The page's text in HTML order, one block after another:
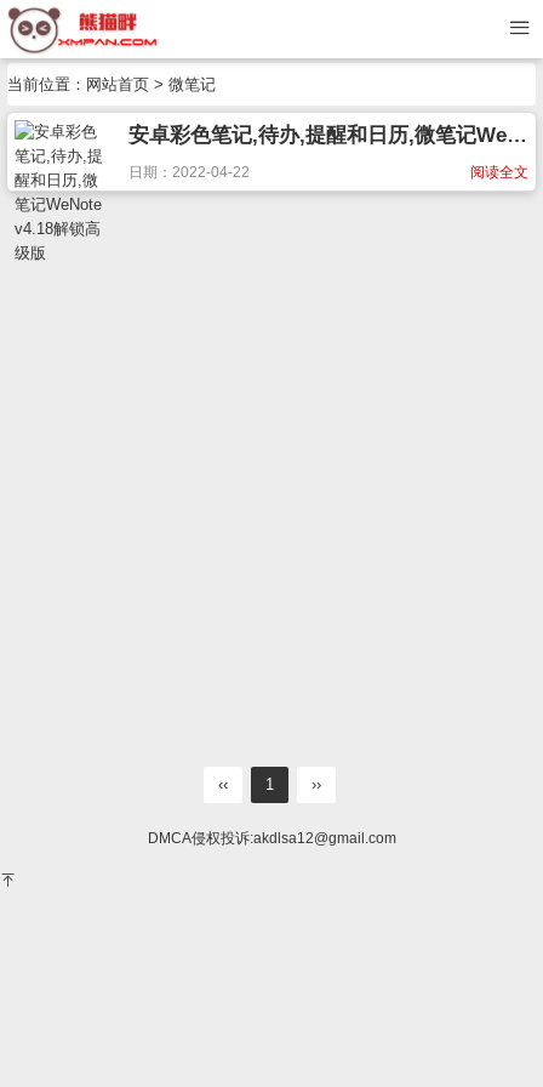
当前位置： 网站首页 > 微笔记
安卓彩色笔记,待办,提醒和日历,微笔记WeNote v4.18解锁高级版
阅读全文
日期：2022-04-22
‹‹ 1 ››
DMCA侵权投诉:akdlsa12@gmail.com